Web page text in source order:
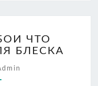
ЧТО
БЛЕСКА